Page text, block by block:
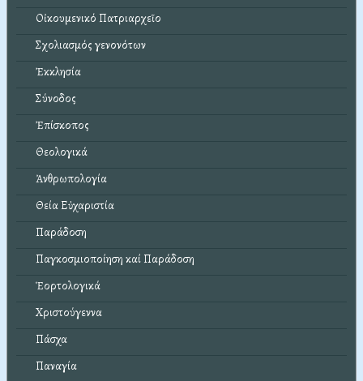
Οἰκουμενικό Πατριαρχεῖο
Σχολιασμός γενονότων
Ἐκκλησία
Σύνοδος
Ἐπίσκοπος
Θεολογικά
Ἀνθρωπολογία
Θεία Εὐχαριστία
Παράδοση
Παγκοσμιοποίηση καί Παράδοση
Ἑορτολογικά
Χριστούγεννα
Πάσχα
Παναγία